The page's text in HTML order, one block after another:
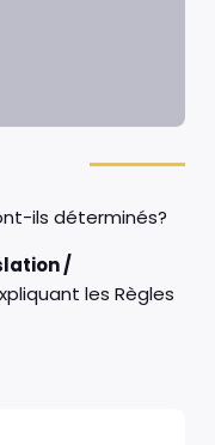
ils déterminés?
/
les Règles